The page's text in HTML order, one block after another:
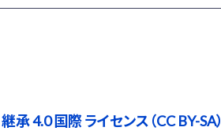
承 4.0 国際 ライセンス（CC BY-SA）